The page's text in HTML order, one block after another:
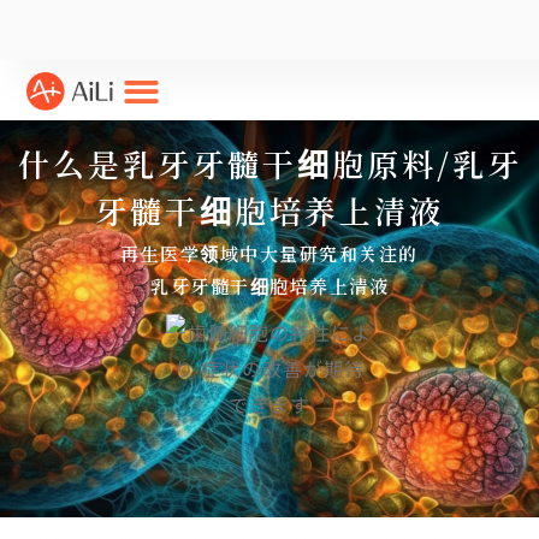
什么是乳牙牙髓干细胞原料/乳牙
牙髓干细胞培养上清液
再生医学领域中大量研究和关注的
乳牙牙髓干细胞培养上清液